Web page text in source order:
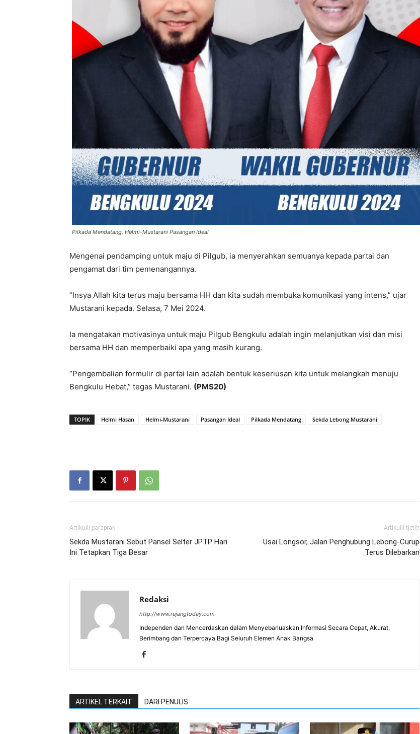
Pilkada Mendatang, Helmi-Mustarani Pasangan Ideal
Mengenai pendamping untuk maju di Pilgub, ia menyerahkan semuanya kepada partai dan
pengamat dari tim pemenangannya.
“Insya Allah kita terus maju bersama HH dan kita sudah membuka komunikasi yang intens,” ujar
Mustarani kepada. Selasa, 7 Mei 2024.
Ia mengatakan motivasinya untuk maju Pilgub Bengkulu adalah ingin melanjutkan visi dan misi
bersama HH dan memperbaiki apa yang masih kurang.
“Pengembalian formulir di partai lain adalah bentuk keseriusan kita untuk melangkah menuju
Bengkulu Hebat,” tegas Mustarani. (PMS20)
TOPIK Helmi Hasan Helmi-Mustarani Pasangan Ideal Pilkada Mendatang Sekda Lebong Mustarani
Artikulli paraprak
Sekda Mustarani Sebut Pansel Selter JPTP Hari
Ini Tetapkan Tiga Besar
Artikulli tjetër
Usai Longsor, Jalan Penghubung Lebong-Curup
Terus Dilebarkan
Redaksi
http://www.rejangtoday.com
Independen dan Mencerdaskan dalam Menyebarluaskan Informasi Secara Cepat, Akurat,
Berimbang dan Terpercaya Bagi Seluruh Elemen Anak Bangsa
ARTIKEL TERKAIT DARI PENULIS